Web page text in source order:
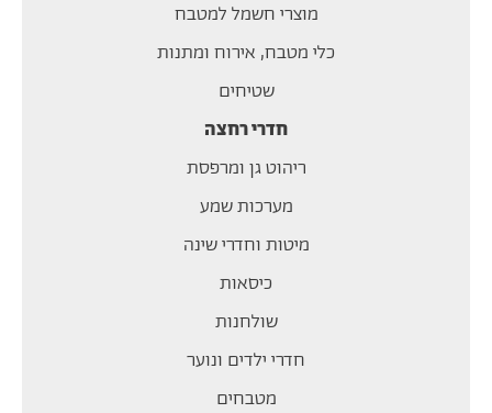
מוצרי חשמל למטבח
כלי מטבח, אירוח ומתנות
שטיחים
חדרי רחצה
ריהוט גן ומרפסת
מערכות שמע
מיטות וחדרי שינה
כיסאות
שולחנות
חדרי ילדים ונוער
מטבחים